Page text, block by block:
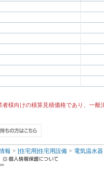
様向けの積算見積価格であり、一般
報 [住宅用]住宅用設備 電気温水器